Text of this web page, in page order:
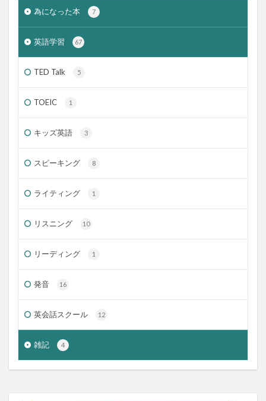
為になった本 7
英語学習 67
TED Talk 5
TOEIC 1
キッズ英語 3
スピーキング 8
ライティング 1
リスニング 10
リーディング 1
発音 16
英会話スクール 12
雑記 4